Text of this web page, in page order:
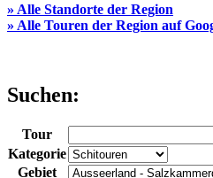
» Alle Standorte der Region
» Alle Touren der Region auf
Suchen:
Tour
Kategorie
Gebiet